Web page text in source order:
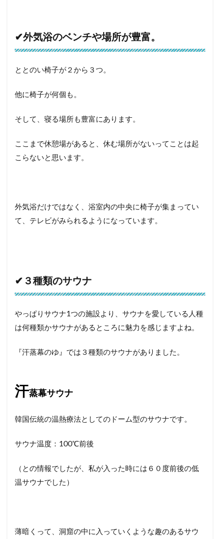
✔︎外気浴のベンチや場所が豊富。
ととのい椅子が２から３つ。
他に椅子が何個も。
そして、寝る場所も豊富にあります。
ここまで休憩場があると、休む場所がないってことは起
こらないと思います。
外気浴だけではなく、浴室内の中央に椅子が集まってい
て、テレビがみられるようになっています。
✔︎３種類のサウナ
やっぱりサウナ1つの施設より、サウナを愛している人種
は何種類かサウナがあるところに魅力を感じますよね。
『汗蒸幕のゆ』では３種類のサウナがありました。
汗蒸幕サウナ
韓国伝統の温熱療法としてのドーム型のサウナです。
サウナ温度：100℃前後
（との情報でしたが、私が入った時には６０度前後の低
温サウナでした）
薄暗くって、洞窟の中に入っていくような趣のあるサウ